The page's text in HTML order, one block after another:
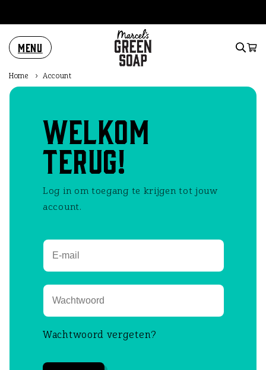
content
Menu
Home › Account
Welkom
terug!
Log in om toegang te krijgen tot jouw
account.
Wachtwoord vergeten?